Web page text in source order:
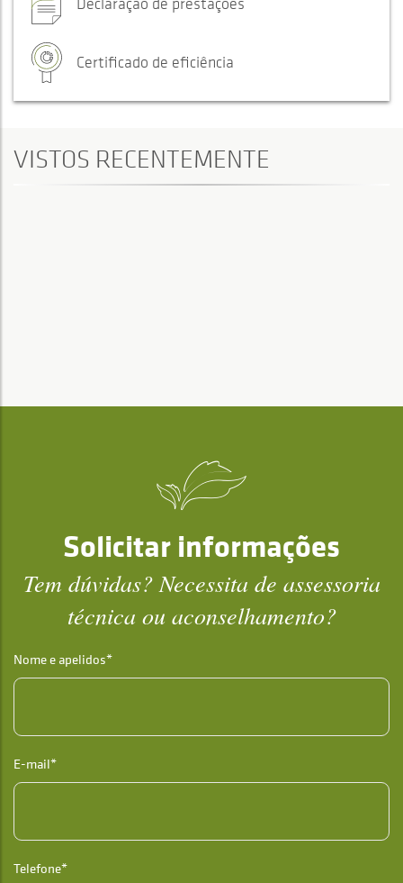
Certificado de eficiência
VISTOS RECENTEMENTE
Solicitar informações
Tem dúvidas? Necessita de assessoria
técnica ou aconselhamento?
Nome e apelidos*
E-mail*
Telefone*